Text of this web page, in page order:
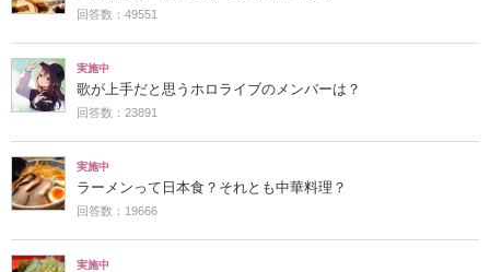
回答数：49551
実施中
歌が上手だと思うホロライブのメンバーは？
回答数：23891
実施中
ラーメンって日本食？それとも中華料理？
回答数：19666
実施中